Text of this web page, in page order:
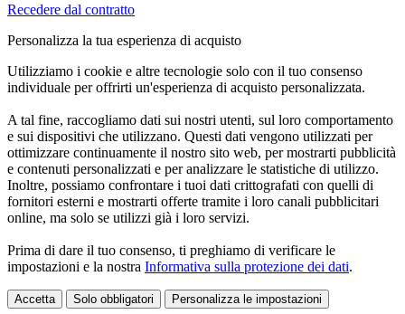
Recedere dal contratto
Personalizza la tua esperienza di acquisto
Utilizziamo i cookie e altre tecnologie solo con il tuo consenso
individuale per offrirti un'esperienza di acquisto personalizzata.
A tal fine, raccogliamo dati sui nostri utenti, sul loro comportamento
e sui dispositivi che utilizzano. Questi dati vengono utilizzati per
ottimizzare continuamente il nostro sito web, per mostrarti pubblicità
e contenuti personalizzati e per analizzare le statistiche di utilizzo.
Inoltre, possiamo confrontare i tuoi dati crittografati con quelli di
fornitori esterni e mostrarti offerte tramite i loro canali pubblicitari
online, ma solo se utilizzi già i loro servizi.
Prima di dare il tuo consenso, ti preghiamo di verificare le
impostazioni e la nostra Informativa sulla protezione dei dati.
Accetta Solo obbligatori Personalizza le impostazioni